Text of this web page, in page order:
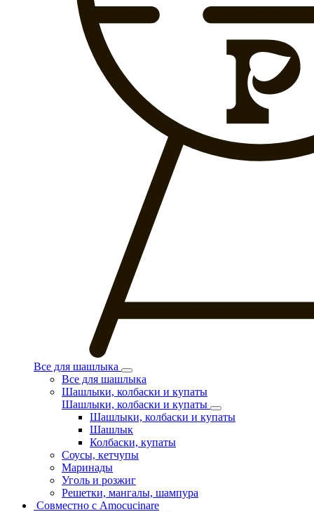
Все для шашлыка
Все для шашлыка
Шашлыки, колбаски и купаты
Шашлыки, колбаски и купаты
Шашлыки, колбаски и купаты
Шашлык
Колбаски, купаты
Соусы, кетчупы
Маринады
Уголь и розжиг
Решетки, мангалы, шампура
Совместно с Amocucinare